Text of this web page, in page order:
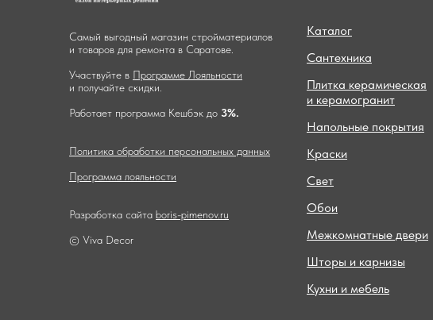
Самый выгодный магазин стройматериалов
и товаров для ремонта в Саратове.
Участвуйте в Программе Лояльности
и получайте скидки.
Работает программа Кешбэк до 3%.
Политика обработки персональных данных
Программа лояльности
Разработка сайта boris-pimenov.ru
© Viva Decor
Каталог
Сантехника
Плитка керамическая
и керамогранит
Напольные покрытия
Краски
Свет
Обои
Межкомнатные двери
Шторы и карнизы
Кухни и мебель